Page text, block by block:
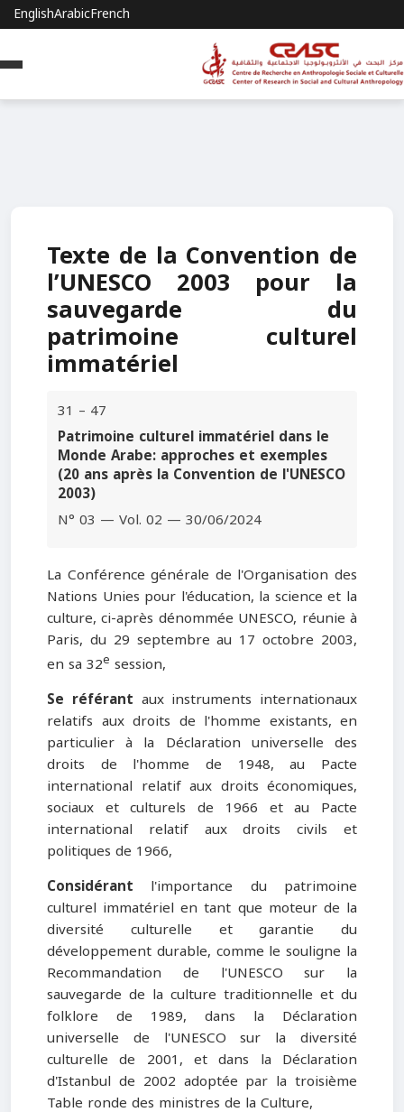
French
Arabic
English
Texte de la Convention de
l’UNESCO 2003 pour la
sauvegarde du
patrimoine culturel
immatériel
31 – 47
Patrimoine culturel immatériel dans le
Monde Arabe: approches et exemples
(20 ans après la Convention de l'UNESCO
2003)
N° 03 — Vol. 02 — 30/06/2024
La Conférence générale de l'Organisation des
Nations Unies pour l'éducation, la science et la
culture, ci-après dénommée UNESCO, réunie à
Paris, du 29 septembre au 17 octobre 2003,
en sa 32e session,
Se référant aux instruments internationaux
relatifs aux droits de l'homme existants, en
particulier à la Déclaration universelle des
droits de l'homme de 1948, au Pacte
international relatif aux droits économiques,
sociaux et culturels de 1966 et au Pacte
international relatif aux droits civils et
politiques de 1966,
Considérant l'importance du patrimoine
culturel immatériel en tant que moteur de la
diversité culturelle et garantie du
développement durable, comme le souligne la
Recommandation de l'UNESCO sur la
sauvegarde de la culture traditionnelle et du
folklore de 1989, dans la Déclaration
universelle de l'UNESCO sur la diversité
culturelle de 2001, et dans la Déclaration
d'Istanbul de 2002 adoptée par la troisième
Table ronde des ministres de la Culture,